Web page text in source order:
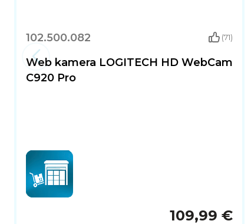
102.500.082 (71)
Web kamera LOGITECH HD WebCam
C920 Pro
109,99 €